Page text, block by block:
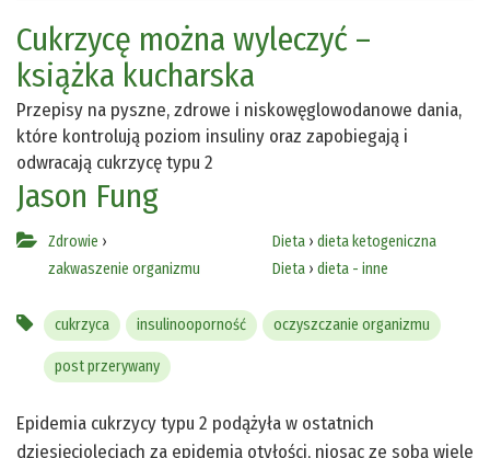
Cukrzycę można wyleczyć –
książka kucharska
Przepisy na pyszne, zdrowe i niskowęglowodanowe dania,
które kontrolują poziom insuliny oraz zapobiegają i
odwracają cukrzycę typu 2
Jason Fung
Zdrowie ›
zakwaszenie organizmu
Dieta› dieta ketogeniczna
Dieta› dieta - inne
cukrzyca insulinooporność oczyszczanie organizmu
post przerywany
Epidemia cukrzycy typu 2 podążyła w ostatnich
dziesięcioleciach za epidemią otyłości, niosąc ze sobą wiele